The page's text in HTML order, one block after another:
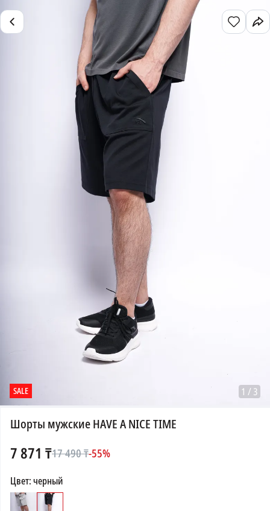
SALE 1 / 3
Шорты мужские HAVE A NICE TIME
7 871 ₸17 490₸-55%
Цвет:черный